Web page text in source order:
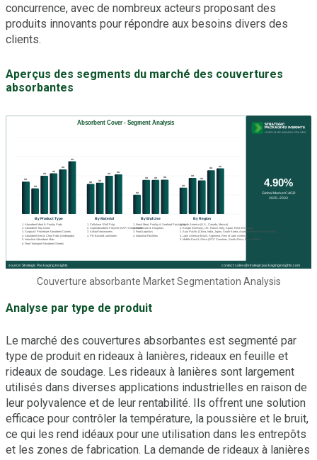
concurrence, avec de nombreux acteurs proposant des
produits innovants pour répondre aux besoins divers des
clients.
Aperçus des segments du marché des couvertures
absorbantes
Couverture absorbante Market Segmentation Analysis
Analyse par type de produit
Le marché des couvertures absorbantes est segmenté par
type de produit en rideaux à lanières, rideaux en feuille et
rideaux de soudage. Les rideaux à lanières sont largement
utilisés dans diverses applications industrielles en raison de
leur polyvalence et de leur rentabilité. Ils offrent une solution
efficace pour contrôler la température, la poussière et le bruit,
ce qui les rend idéaux pour une utilisation dans les entrepôts
et les zones de fabrication. La demande de rideaux à lanières